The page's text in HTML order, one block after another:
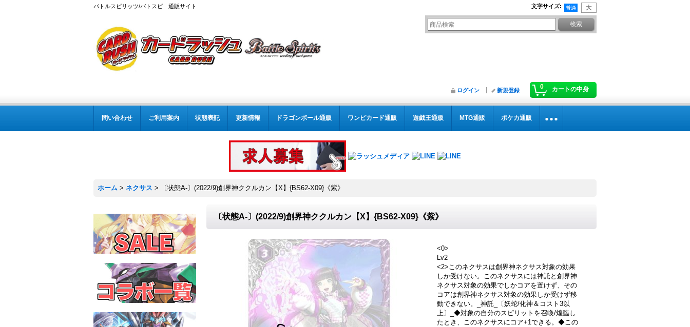
バトルスピリッツ/バトスピ 通販サイト 文字サイズ:
0 カートの中身
ログイン 新規登録
問い合わせ ご利用案内 状態表記 更新情報 ドラゴンボール通販 ワンピカード通販 遊戯王通販 MTG通販 ポケカ通販
ホーム > ネクサス > 〔状態A-〕(2022/9)創界神ククルカン【X】{BS62-X09}《紫》
〔状態A-〕(2022/9)創界神ククルカン【X】{BS62-X09}《紫》
<0>
Lv2
<2>このネクサスは創界神ネクサス対象の効果
しか受けない。このネクサスには神託と創界神
ネクサス対象の効果でしかコアを置けず、その
コアは創界神ネクサス対象の効果しか受けず移
動できない。_神託_〔妖蛇/化神＆コスト3以
上〕_◆対象の自分のスピリットを召喚/煌臨し
たとき、このネクサスにコア+1できる。◆この